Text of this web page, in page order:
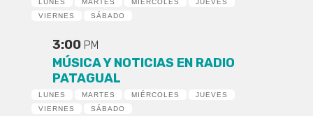
VIERNES
SÁBADO
3:00 PM
MÚSICA Y NOTICIAS EN RADIO
PATAGUAL
LUNES MARTES MIÉRCOLES
JUEVES
VIERNES
SÁBADO